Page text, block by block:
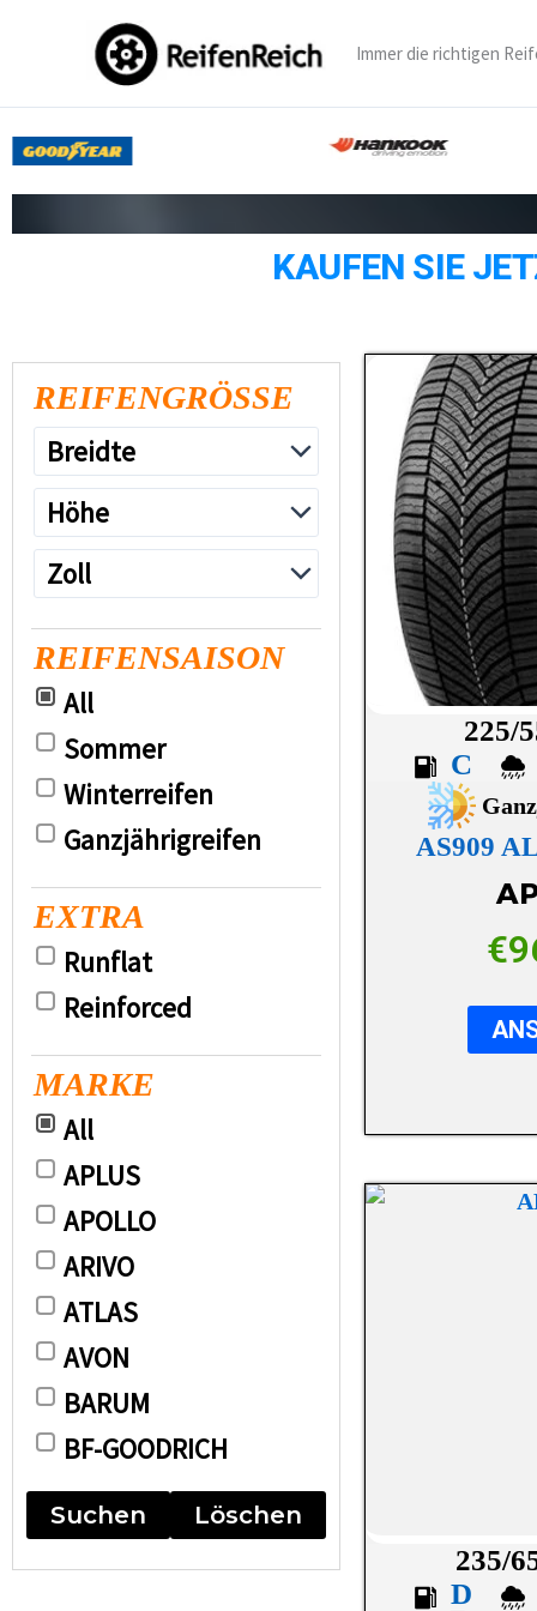
Immer die richtigen
KAUFEN SIE
REIFENGRÖSSE
REIFENSAISON
All
Sommer
Winterreifen
Ganzjährigreifen
EXTRA
Runflat
Reinforced
MARKE
All
APLUS
APOLLO
ARIVO
ATLAS
AVON
BARUM
BF-GOODRICH
BRIDGESTONE
CONTINENTAL
Suchen Löschen
225/
C
AS909
€
235/
D